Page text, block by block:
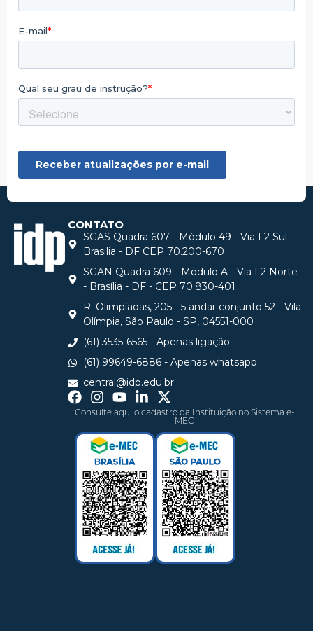
CONTATO
SGAS Quadra 607 - Módulo 49 - Via L2 Sul -
Brasilia - DF CEP 70.200-670
SGAN Quadra 609 - Módulo A - Via L2 Norte
- Brasília - DF - CEP 70.830-401
R. Olimpíadas, 205 - 5 andar conjunto 52 - Vila
Olímpia, São Paulo - SP, 04551-000
(61) 3535-6565 - Apenas ligação
(61) 99649-6886 - Apenas whatsapp
central@idp.edu.br
Consulte aqui o cadastro da Instituição no Sistema e-
MEC